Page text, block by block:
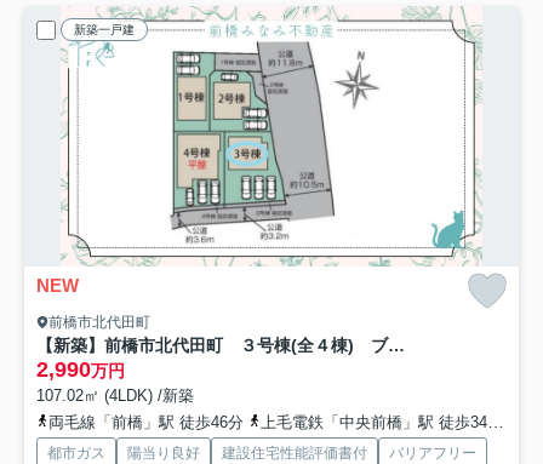
新築一戸建
NEW
前橋市北代田町
【新築】前橋市北代田町 ３号棟(全４棟) ブルーミングガーデン 新築建売分譲
2,990万円
107.02㎡ (4LDK) /新築
両毛線「前橋」駅 徒歩46分
上毛電鉄「中央前橋」駅 徒歩34分
都市ガス 陽当り良好 建設住宅性能評価書付
バリアフリー